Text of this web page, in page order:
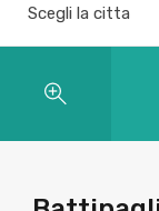
Scegli la citta